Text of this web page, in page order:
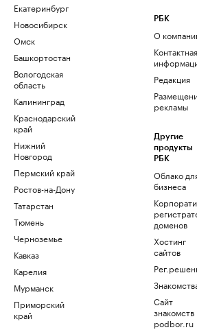
Екатеринбург
Новосибирск
Омск
Башкортостан
Вологодская
область
Калининград
Краснодарский
край
Нижний
Новгород
Пермский край
Ростов-на-Дону
Татарстан
Тюмень
Черноземье
Кавказ
Карелия
Мурманск
Приморский
край
РБК
О
Контактная
Редакция
рекламы
Другие
продукты
РБК
Облако
бизнеса
доменов
Хостинг
сайтов
Сайт
знакомств
podbor.ru